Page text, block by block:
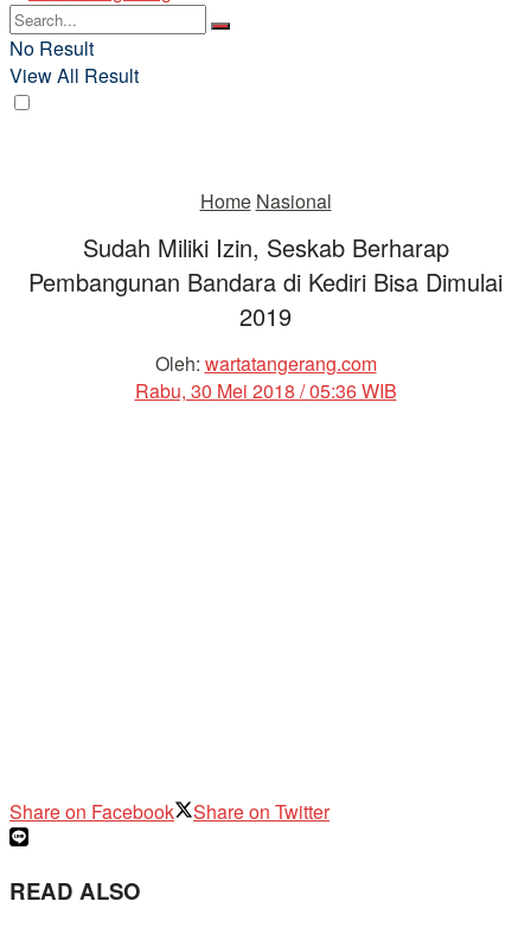
No Result
View All Result
Home Nasional
Sudah Miliki Izin, Seskab Berharap
Pembangunan Bandara di Kediri Bisa Dimulai
2019
Oleh: wartatangerang.com
Rabu, 30 Mei 2018 / 05:36 WIB
Share on Facebook Share on Twitter
READ ALSO